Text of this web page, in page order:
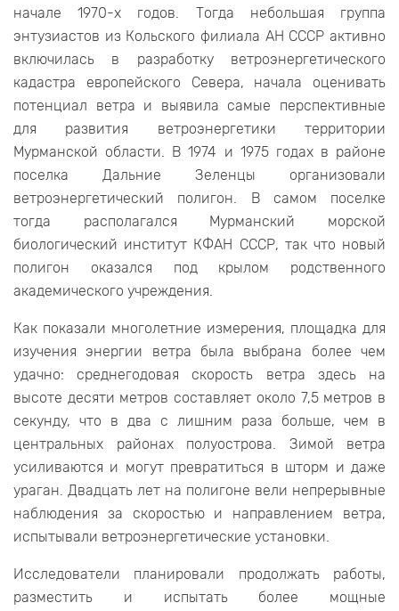
начале 1970-х годов. Тогда небольшая группа
энтузиастов из Кольского филиала АН СССР активно
включилась в разработку ветроэнергетического
кадастра европейского Севера, начала оценивать
потенциал ветра и выявила самые перспективные
для развития ветроэнергетики территории
Мурманской области. В 1974 и 1975 годах в районе
поселка Дальние Зеленцы организовали
ветроэнергетический полигон. В самом поселке
тогда располагался Мурманский морской
биологический институт КФАН СССР, так что новый
полигон оказался под крылом родственного
академического учреждения.
Как показали многолетние измерения, площадка для
изучения энергии ветра была выбрана более чем
удачно: среднегодовая скорость ветра здесь на
высоте десяти метров составляет около 7,5 метров в
секунду, что в два с лишним раза больше, чем в
центральных районах полуострова. Зимой ветра
усиливаются и могут превратиться в шторм и даже
ураган. Двадцать лет на полигоне вели непрерывные
наблюдения за скоростью и направлением ветра,
испытывали ветроэнергетические установки.
Исследователи планировали продолжать работы,
разместить и испытать более мощные